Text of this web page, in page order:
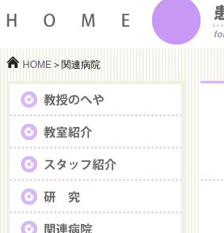
HOME ＞関連病院